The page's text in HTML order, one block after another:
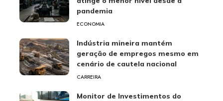
pandemia
ECONOMIA
Indústria mineira mantém
geração de empregos mesmo em
cenário de cautela nacional
CARREIRA
Monitor de Investimentos do